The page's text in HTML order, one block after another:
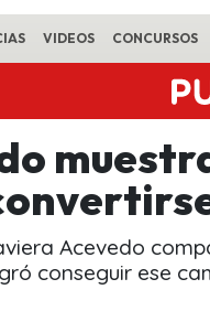
VIDEOS CONCURSOS
Acevedo
conseguir ese